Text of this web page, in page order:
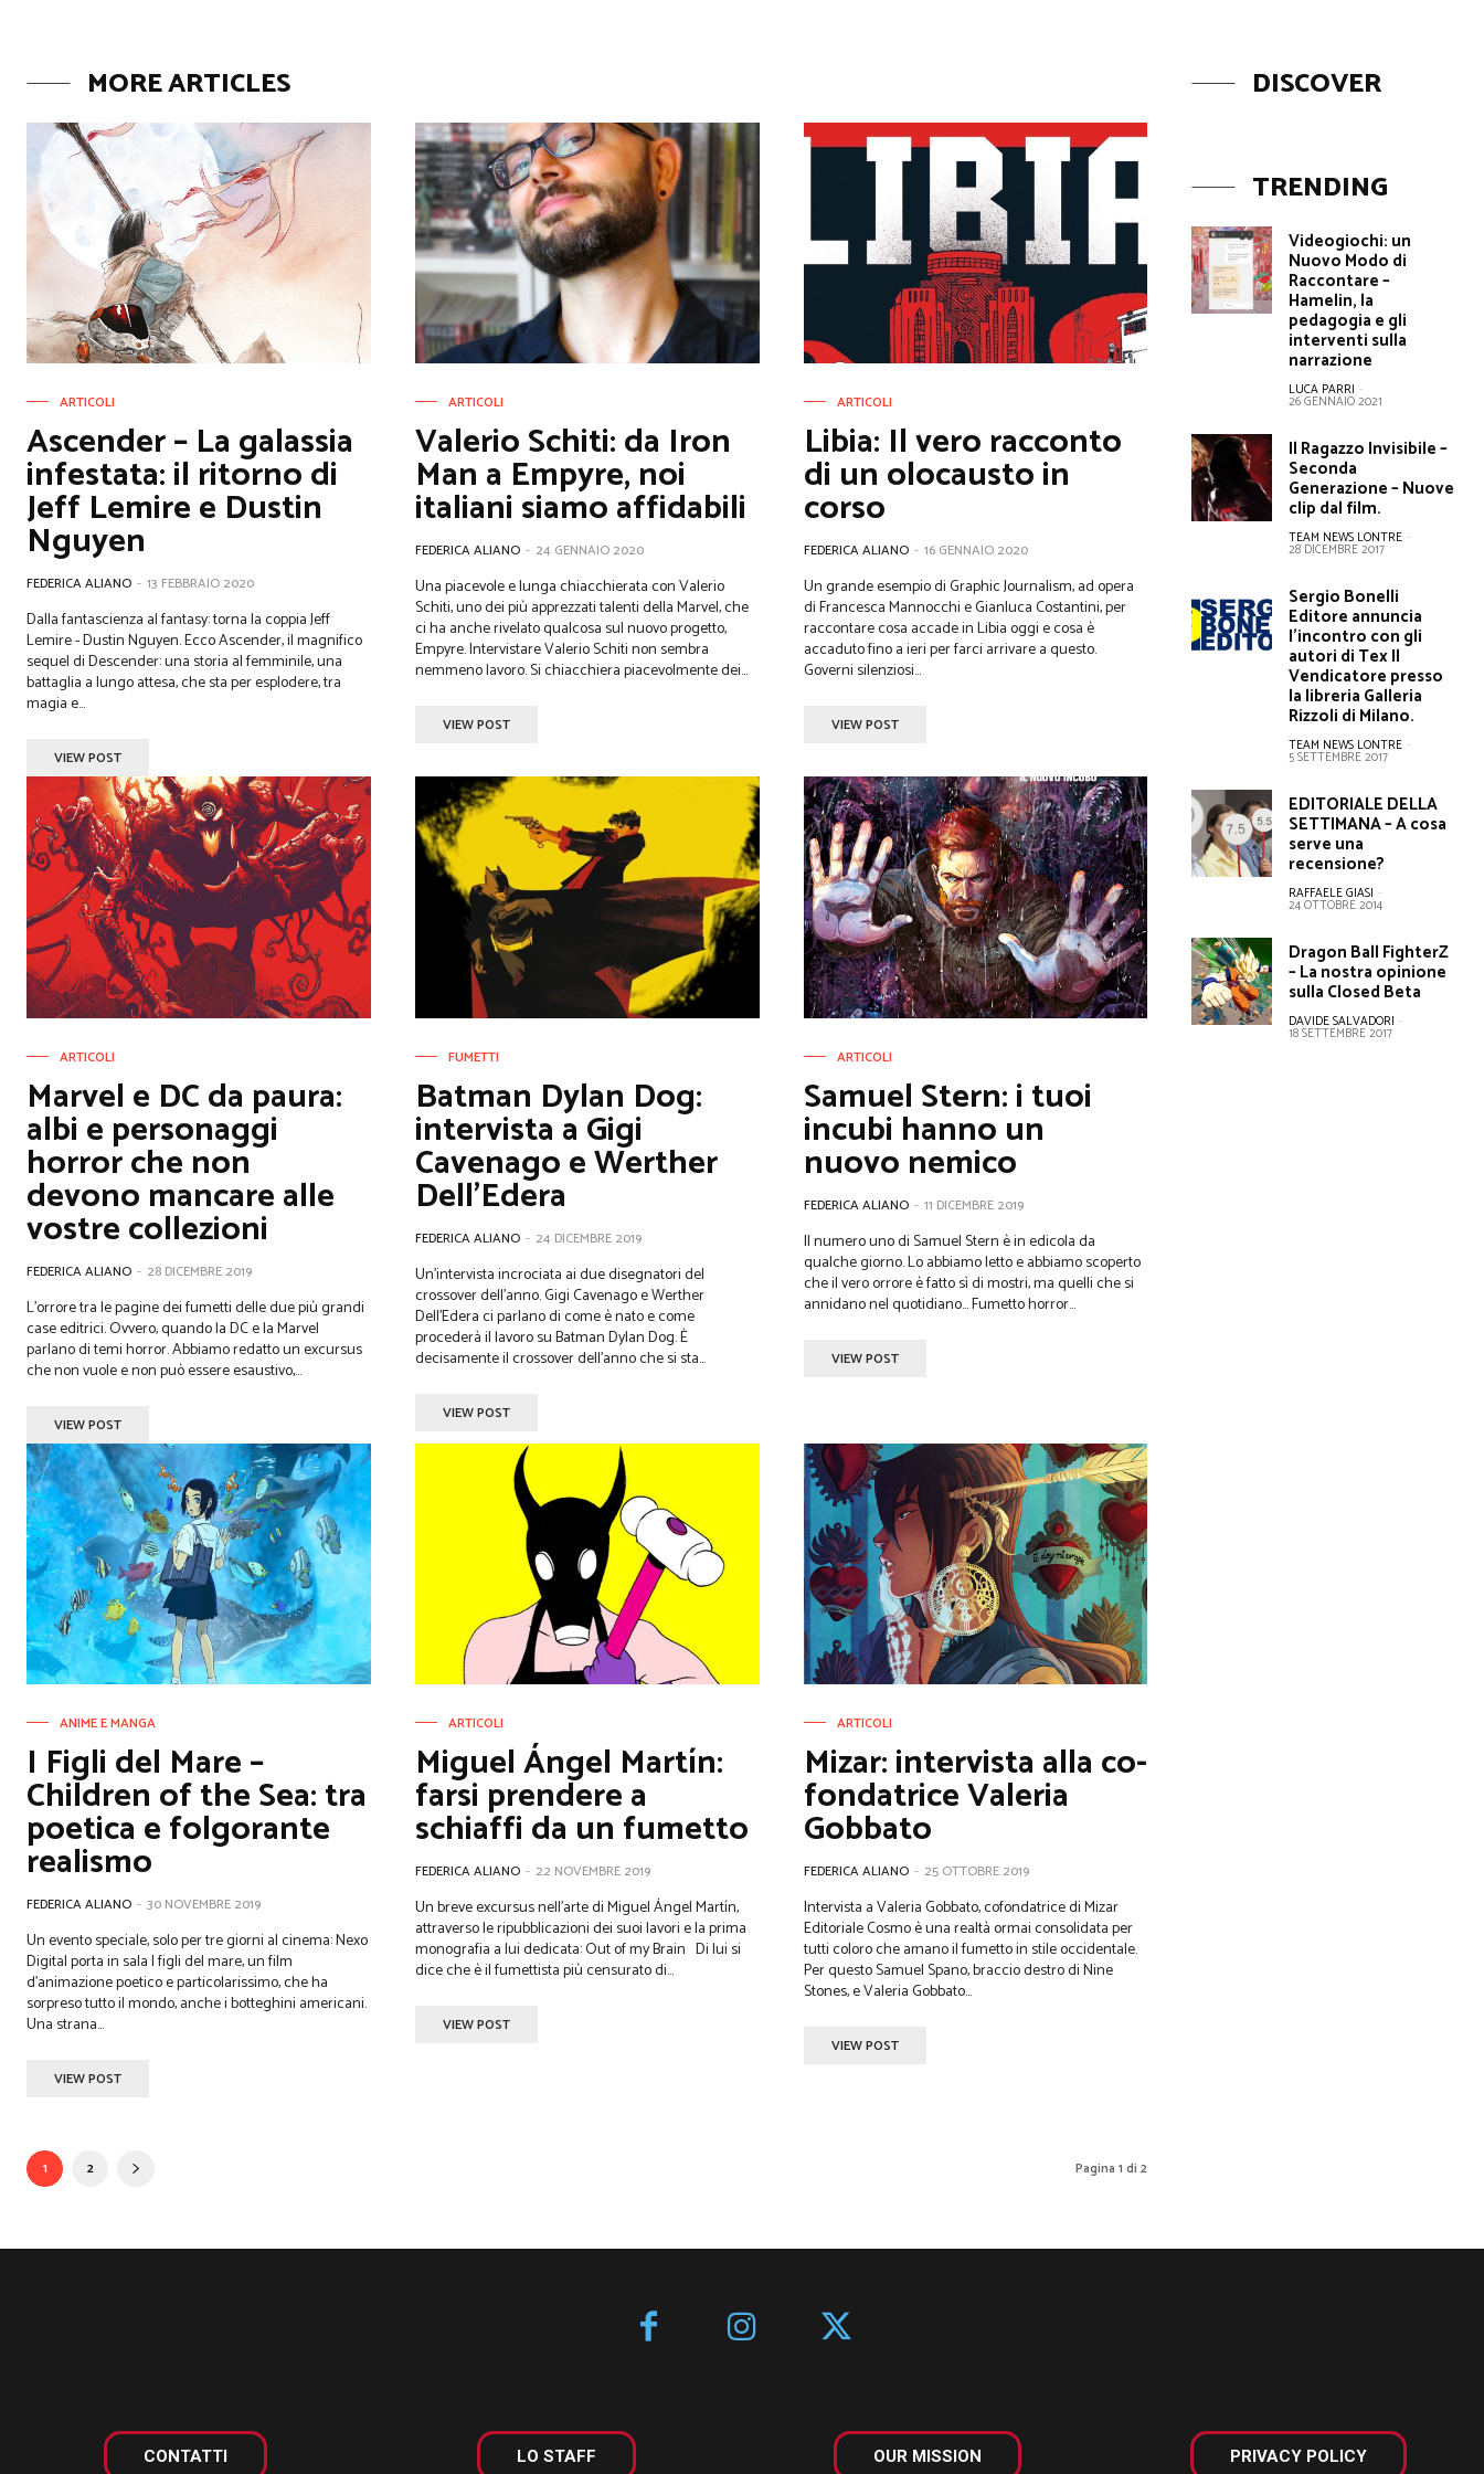
MORE ARTICLES
ARTICOLI
Ascender – La galassia
infestata: il ritorno di
Jeff Lemire e Dustin
Nguyen
FEDERICA ALIANO - 13 FEBBRAIO 2020
Dalla fantascienza al fantasy: torna la coppia Jeff
Lemire - Dustin Nguyen. Ecco Ascender, il magnifico
sequel di Descender: una storia al femminile, una
battaglia a lungo attesa, che sta per esplodere, tra
magia e...
VIEW POST
ARTICOLI
Valerio Schiti: da Iron
Man a Empyre, noi
italiani siamo affidabili
FEDERICA ALIANO - 24 GENNAIO 2020
Una piacevole e lunga chiacchierata con Valerio
Schiti, uno dei più apprezzati talenti della Marvel, che
ci ha anche rivelato qualcosa sul nuovo progetto,
Empyre. Intervistare Valerio Schiti non sembra
nemmeno lavoro. Si chiacchiera piacevolmente dei...
VIEW POST
ARTICOLI
Libia: Il vero racconto
di un olocausto in
corso
FEDERICA ALIANO - 16 GENNAIO 2020
Un grande esempio di Graphic Journalism, ad opera
di Francesca Mannocchi e Gianluca Costantini, per
raccontare cosa accade in Libia oggi e cosa è
accaduto fino a ieri per farci arrivare a questo.
Governi silenziosi...
VIEW POST
ARTICOLI
Marvel e DC da paura:
albi e personaggi
horror che non
devono mancare alle
vostre collezioni
FEDERICA ALIANO - 28 DICEMBRE 2019
L'orrore tra le pagine dei fumetti delle due più grandi
case editrici. Ovvero, quando la DC e la Marvel
parlano di temi horror. Abbiamo redatto un excursus
che non vuole e non può essere esaustivo,...
VIEW POST
FUMETTI
Batman Dylan Dog:
intervista a Gigi
Cavenago e Werther
Dell’Edera
FEDERICA ALIANO - 24 DICEMBRE 2019
Un'intervista incrociata ai due disegnatori del
crossover dell'anno. Gigi Cavenago e Werther
Dell'Edera ci parlano di come è nato e come
procederà il lavoro su Batman Dylan Dog. È
decisamente il crossover dell'anno che si sta...
VIEW POST
ARTICOLI
Samuel Stern: i tuoi
incubi hanno un
nuovo nemico
FEDERICA ALIANO - 11 DICEMBRE 2019
Il numero uno di Samuel Stern è in edicola da
qualche giorno. Lo abbiamo letto e abbiamo scoperto
che il vero orrore è fatto sì di mostri, ma quelli che si
annidano nel quotidiano... Fumetto horror...
VIEW POST
ANIME E MANGA
I Figli del Mare –
Children of the Sea: tra
poetica e folgorante
realismo
FEDERICA ALIANO - 30 NOVEMBRE 2019
Un evento speciale, solo per tre giorni al cinema: Nexo
Digital porta in sala I figli del mare, un film
d'animazione poetico e particolarissimo, che ha
sorpreso tutto il mondo, anche i botteghini americani.
Una strana...
VIEW POST
ARTICOLI
Miguel Ángel Martín:
farsi prendere a
schiaffi da un fumetto
FEDERICA ALIANO - 22 NOVEMBRE 2019
Un breve excursus nell'arte di Miguel Ángel Martín,
attraverso le ripubblicazioni dei suoi lavori e la prima
monografia a lui dedicata: Out of my Brain Di lui si
dice che è il fumettista più censurato di...
VIEW POST
ARTICOLI
Mizar: intervista alla co-
fondatrice Valeria
Gobbato
FEDERICA ALIANO - 25 OTTOBRE 2019
Intervista a Valeria Gobbato, cofondatrice di Mizar
Editoriale Cosmo è una realtà ormai consolidata per
tutti coloro che amano il fumetto in stile occidentale.
Per questo Samuel Spano, braccio destro di Nine
Stones, e Valeria Gobbato...
VIEW POST
1 2 Pagina 1 di 2
DISCOVER
TRENDING
Videogiochi: un
Nuovo Modo di
Raccontare –
Hamelin, la
pedagogia e gli
interventi sulla
narrazione
LUCA PARRI -
26 GENNAIO 2021
Il Ragazzo Invisibile –
Seconda
Generazione – Nuove
clip dal film.
TEAM NEWS LONTRE -
28 DICEMBRE 2017
Sergio Bonelli
Editore annuncia
l’incontro con gli
autori di Tex Il
Vendicatore presso
la libreria Galleria
Rizzoli di Milano.
TEAM NEWS LONTRE -
5 SETTEMBRE 2017
EDITORIALE DELLA
SETTIMANA – A cosa
serve una
recensione?
RAFFAELE GIASI -
24 OTTOBRE 2014
Dragon Ball FighterZ
– La nostra opinione
sulla Closed Beta
DAVIDE SALVADORI -
18 SETTEMBRE 2017
CONTATTI LO STAFF OUR MISSION PRIVACY POLICY